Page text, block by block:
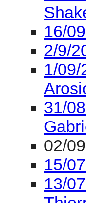
16/
2/9/
1/09/
31/
02/
15/
13/